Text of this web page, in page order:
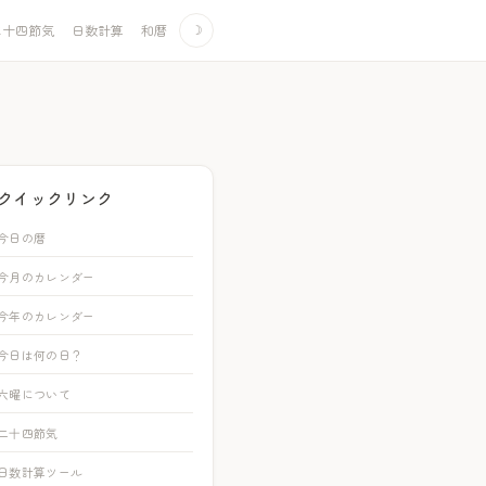
四節気 日数計算 和暦 ☽
クイックリンク
日の暦
月のカレンダー
年のカレンダー
日は何の日？
曜について
十四節気
日数計算ツール